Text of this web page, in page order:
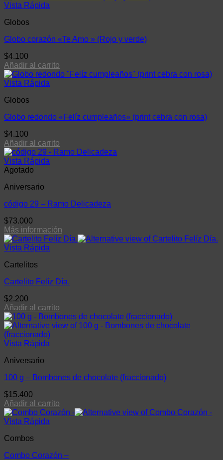
Vista Rápida
Globos
Globo corazón «Te Amo » (Rojo y verde)
$4.100
Añadir al carrito
Vista Rápida
Globos
Globo redondo «Felíz cumpleaños» (print cebra con rosa)
$4.100
Añadir al carrito
Vista Rápida
Agotado
Aniversario
código 29 – Ramo Delicadeza
$73.000
Más información
Vista Rápida
Cartelitos
Cartelito Felíz Día.
$2.200
Añadir al carrito
Vista Rápida
Aniversario
100 g – Bombones de chocolate (fraccionado)
$15.400
Añadir al carrito
Vista Rápida
Combos
Combo Corazón –